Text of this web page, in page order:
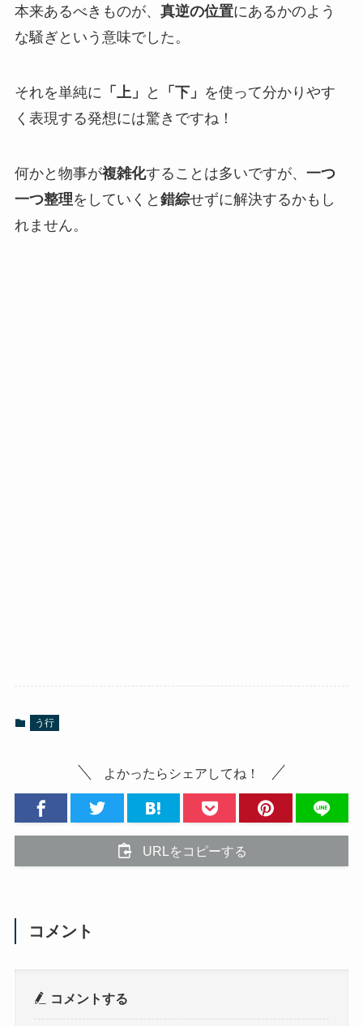
本来あるべきものが、 真逆の位置にあるかのよう
な騒ぎという意味でした。
それを単純に 「上」 と 「下」 を使って分かりやす
く表現する発想には驚きですね！
何かと物事が複雑化することは多いですが、 一つ
一つ整理をしていくと 錯綜せずに解決するかもし
れません。
う行
よかったらシェアしてね！
URLをコピーする
コメント
コメントする